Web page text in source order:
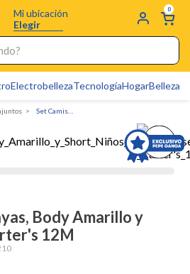
Mi ubicación
Elegir
0
ElectrobellezaTecnologíaHogarBelleza
Body Amarillo y
12M